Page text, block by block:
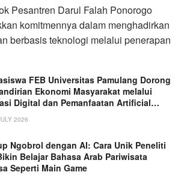
Pesantren Darul Falah Ponorogo
komitmennya dalam menghadirkan
berbasis teknologi melalui penerapan
FEB Universitas Pamulang Dorong
Ekonomi Masyarakat melalui
Digital dan Pemanfaatan Artificial
2026
Ngobrol dengan AI: Cara Unik Peneliti
Belajar Bahasa Arab Pariwisata
Seperti Main Game